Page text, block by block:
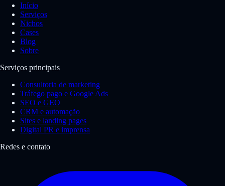
Início
Serviços
Nichos
Cases
Blog
Sobre
Serviços principais
Consultoria de marketing
Tráfego pago e Google Ads
SEO e GEO
CRM e automação
Sites e landing pages
Digital PR e imprensa
Redes e contato